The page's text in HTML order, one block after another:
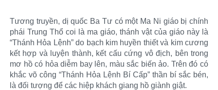
Tương truyền, dị quốc Ba Tư có một Ma Ni giáo bị chính
phái Trung Thổ coi là ma giáo, thánh vật của giáo này là
“Thánh Hỏa Lệnh” do bạch kim huyền thiết và kim cương
kết hợp và luyện thành, kết cấu cứng vô địch, bên trong
mơ hồ có hỏa diễm bay lên, màu sắc biến ảo. Trên đó có
khắc võ công “Thánh Hỏa Lệnh Bí Cấp” thần bí sắc bén,
là đối tượng để các hiệp khách giang hồ giành giật.